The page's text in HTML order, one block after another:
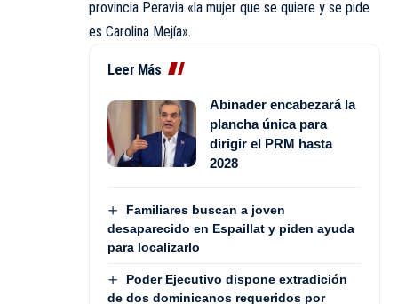
provincia Peravia «la mujer que se quiere y se pide
es Carolina Mejía».
Leer Más
Abinader encabezará la
plancha única para
dirigir el PRM hasta
2028
Familiares buscan a joven
desaparecido en Espaillat y piden ayuda
para localizarlo
Poder Ejecutivo dispone extradición
de dos dominicanos requeridos por